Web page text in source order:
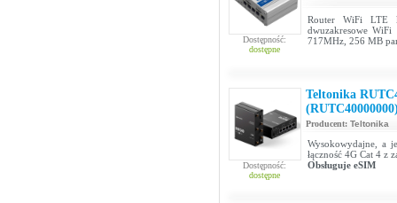
Dostępność:
dostępne
Router WiFi LTE
dwuzakresowe
717MHz, 256 MB
Dostępność:
dostępne
Teltonika
Producent: Teltonika
Wysokowydajne, a
łączność 4G Cat 4 z
Obsługuje eSIM